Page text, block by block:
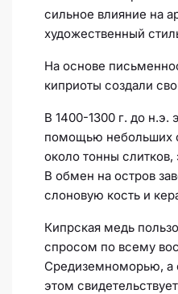
сильное влияние на
художественный
На основе
киприоты создали
В 1400-1300 г. до н.э.
помощью небольших
около тонны
В обмен на остров
слоновую кость и
Кипрская медь
спросом по всему
Средиземноморью, а
этом